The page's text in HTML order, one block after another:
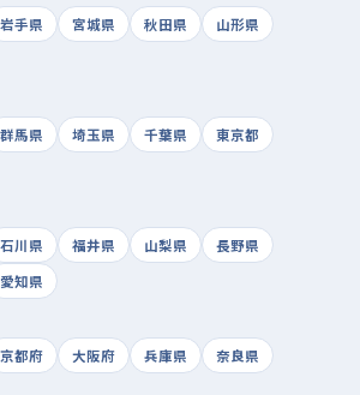
岩手県 宮城県 秋田県
山形県
群馬県 埼玉県 千葉県
東京都
石川県 福井県 山梨県
長野県
愛知県
京都府 大阪府 兵庫県
奈良県